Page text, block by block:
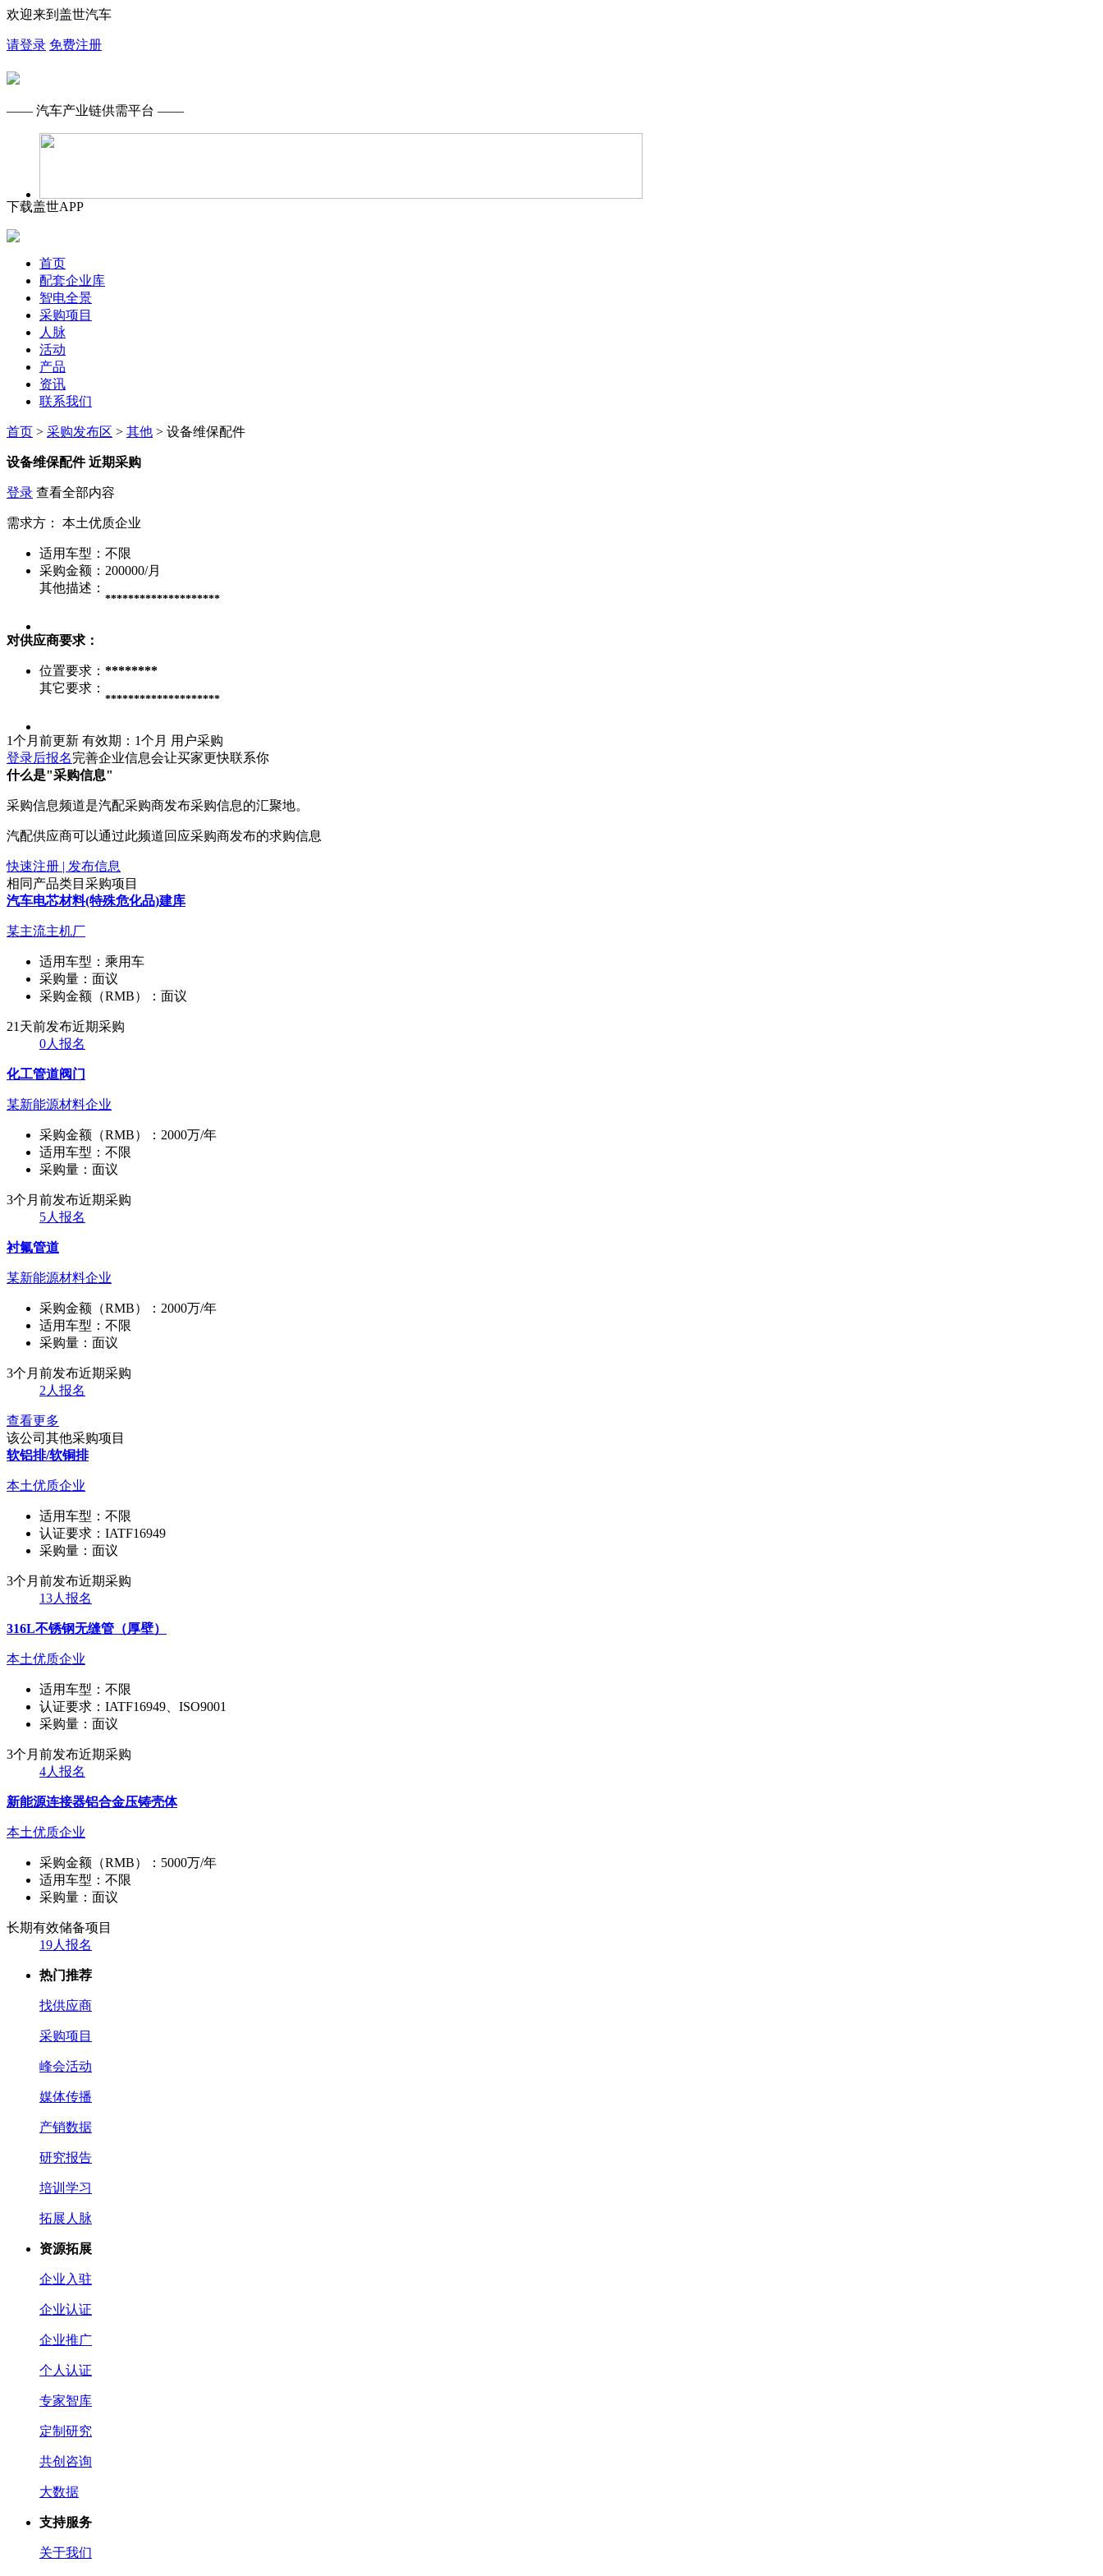
欢迎来到盖世汽车
请登录 免费注册
—— 汽车产业链供需平台 ——
下载盖世APP
首页
配套企业库
智电全景
采购项目
人脉
活动
产品
资讯
联系我们
首页 > 采购发布区 > 其他 > 设备维保配件
设备维保配件 近期采购
登录 查看全部内容
需求方： 本土优质企业
适用车型： 不限
采购金额： 200000/月
其他描述：
********************
对供应商要求：
位置要求： ********
其它要求：
********************
1个月前更新 有效期：1个月 用户采购
登录后报名完善企业信息会让买家更快联系你
什么是"采购信息"
采购信息频道是汽配采购商发布采购信息的汇聚地。
汽配供应商可以通过此频道回应采购商发布的求购信息
快速注册 | 发布信息
相同产品类目采购项目
汽车电芯材料(特殊危化品)建库
某主流主机厂
适用车型： 乘用车
采购量： 面议
采购金额（RMB）： 面议
21天前发布近期采购
0人报名
化工管道阀门
某新能源材料企业
采购金额（RMB）： 2000万/年
适用车型： 不限
采购量： 面议
3个月前发布近期采购
5人报名
衬氟管道
某新能源材料企业
采购金额（RMB）： 2000万/年
适用车型： 不限
采购量： 面议
3个月前发布近期采购
2人报名
查看更多
该公司其他采购项目
软铝排/软铜排
本土优质企业
适用车型： 不限
认证要求： IATF16949
采购量： 面议
3个月前发布近期采购
13人报名
316L不锈钢无缝管（厚壁）
本土优质企业
适用车型： 不限
认证要求： IATF16949、ISO9001
采购量： 面议
3个月前发布近期采购
4人报名
新能源连接器铝合金压铸壳体
本土优质企业
采购金额（RMB）： 5000万/年
适用车型： 不限
采购量： 面议
长期有效储备项目
19人报名
热门推荐
找供应商
采购项目
峰会活动
媒体传播
产销数据
研究报告
培训学习
拓展人脉
资源拓展
企业入驻
企业认证
企业推广
个人认证
专家智库
定制研究
共创咨询
大数据
支持服务
关于我们